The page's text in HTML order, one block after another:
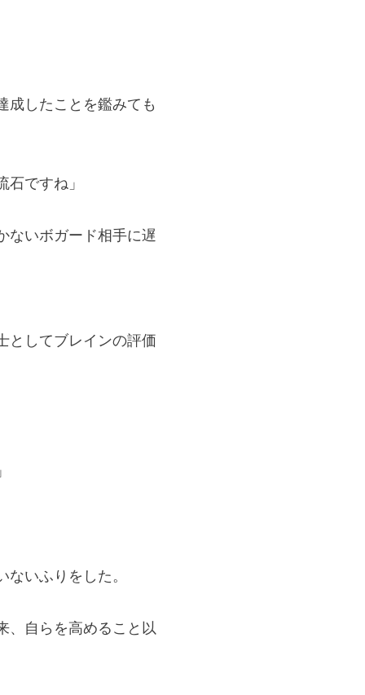
したことを鑑みても
ですね」
ないボガード相手に遅
してブレインの評価
いふりをした。
自らを高めること以